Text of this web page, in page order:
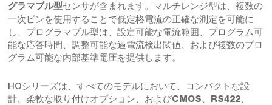
グラマブル型センサが含まれます。マルチレンジ型は、複数の
一次ピンを使用することで低定格電流の正確な測定を可能に
し、プログラマブル型は、設定可能な電流範囲、プログラム可
能な応答時間、調整可能な過電流検出閾値、および複数のプロ
グラム可能な内部基準電圧を提供します。
HOシリーズは、すべてのモデルにおいて、コンパクトな設
計、柔軟な取り付けオプション、およびCMOS RS422